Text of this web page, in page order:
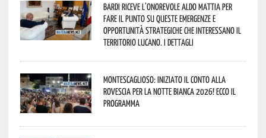
Bardi riceve l’onorevole Aldo Mattia per
fare il punto su queste emergenze e
opportunità strategiche che interessano il
territorio lucano. I dettagli
Montescaglioso: iniziato il conto alla
rovescia per la Notte Bianca 2026! Ecco il
programma